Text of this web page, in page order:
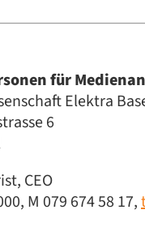
für
Elektra
6
CEO
M 079 674 58 17,